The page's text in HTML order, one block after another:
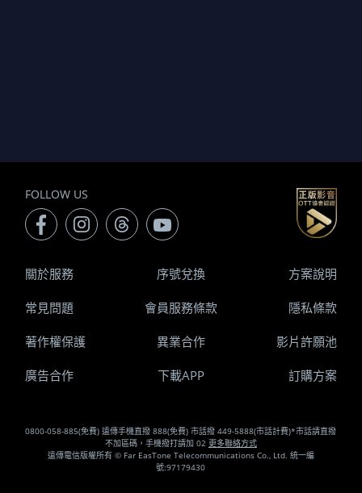
FOLLOW US
0800-058-885(免費) 遠傳手機直撥 888(免費) 市話撥 449-5888(市話計費)*市話請直撥
不加區碼，手機撥打請加 02 更多聯絡方式
遠傳電信版權所有 © Far EasTone Telecommunications Co., Ltd. 統一編
號:97179430
關於服務 序號兌換 方案說明
常見問題 會員服務條款 隱私條款
著作權保護 異業合作 影片許願池
廣告合作 下載APP 訂購方案